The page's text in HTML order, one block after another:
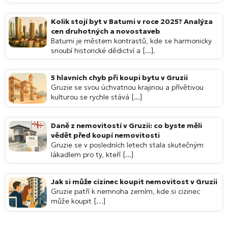
Kolik stojí byt v Batumi v roce 2025? Analýza
cen druhotných a novostaveb
Batumi je městem kontrastů, kde se harmonicky
snoubí historické dědictví a [...].
5 hlavních chyb při koupi bytu v Gruzii
Gruzie se svou úchvatnou krajinou a přívětivou
kulturou se rychle stává [...]
Daně z nemovitostí v Gruzii: co byste měli
vědět před koupí nemovitosti
Gruzie se v posledních letech stala skutečným
lákadlem pro ty, kteří [...]
Jak si může cizinec koupit nemovitost v Gruzii
Gruzie patří k nemnoha zemím, kde si cizinec
může koupit […]